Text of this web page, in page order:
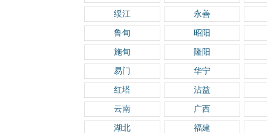
绥江 永善
鲁甸 昭阳
施甸 隆阳
易门 华宁
红塔 沾益
云南 广西
湖北 福建